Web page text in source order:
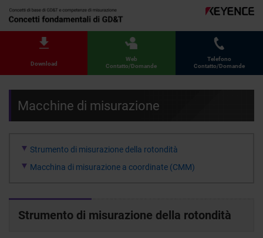
Download
Web
Contatto/Domande
Telefono
Contatto/Domande
Macchine di misurazione
Strumento di misurazione della rotondità
Macchina di misurazione a coordinate (CMM)
Strumento di misurazione della rotondità